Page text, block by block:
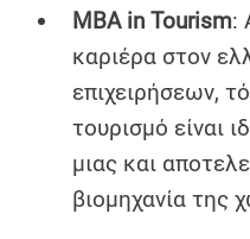
MBA in Tourism:
καριέρα στον
επιχειρήσεων,
τουρισμό είναι
μιας και
βιομηχανία της